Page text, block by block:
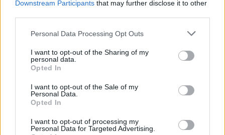
Downstream Participants that may further disclose it to other
Please note that this website/app uses one or more Google
not limited to your visit or usage behaviour. You may click to
grant or deny consent to Google and its third-party tags to
use your data for below specified purposes in below Google
consent section.
Personal Data Processing Opt Outs
I want to opt-out of the Sharing of my
personal data.
Opted In
I want to opt-out of the Sale of my
Personal Data.
Opted In
I want to opt-out of processing my
Personal Data for Targeted Advertising.
ami itthon is izgalmas lenne
2020. november 27.
"Nuova trattoria Italiana" a trend neve, ami
megfizethető, szerethető, fantasztikus éttermi